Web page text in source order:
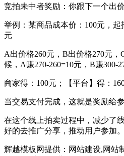
竞拍未中者奖励：你跟下一个出
举例：某商品成本价：100元，
元
A出价格260元，B出价格270元，
候，A赚270-260=10元，B赚300-
商家得：100元；【平台】得：
当交易支付完成，这就是奖励给
在这个线上拍卖过程中，减少了
好的去推广分享，推动用户参加。
辉越模板网提供：网站建设,网站